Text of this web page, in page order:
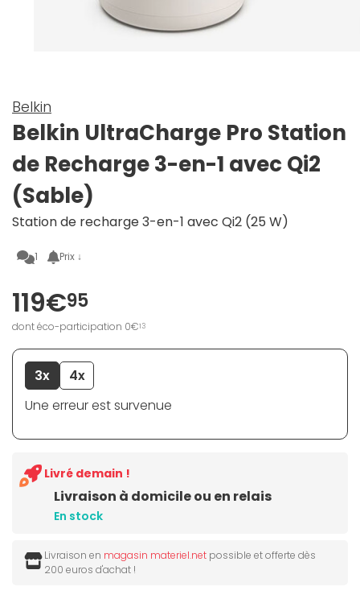
Belkin
Belkin UltraCharge Pro Station
de Recharge 3-en-1 avec Qi2
(Sable)
Station de recharge 3-en-1 avec Qi2 (25 W)
1 Prix ↓
119€95
dont éco-participation 0€13
3x
4x
Une erreur est survenue
Livraison à domicile ou en relais
En stock
Livré demain !
Livraison en magasin materiel.net possible et offerte dès
200 euros d'achat !